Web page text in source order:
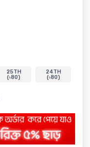
25TH
(৳80)
24TH
(৳80)